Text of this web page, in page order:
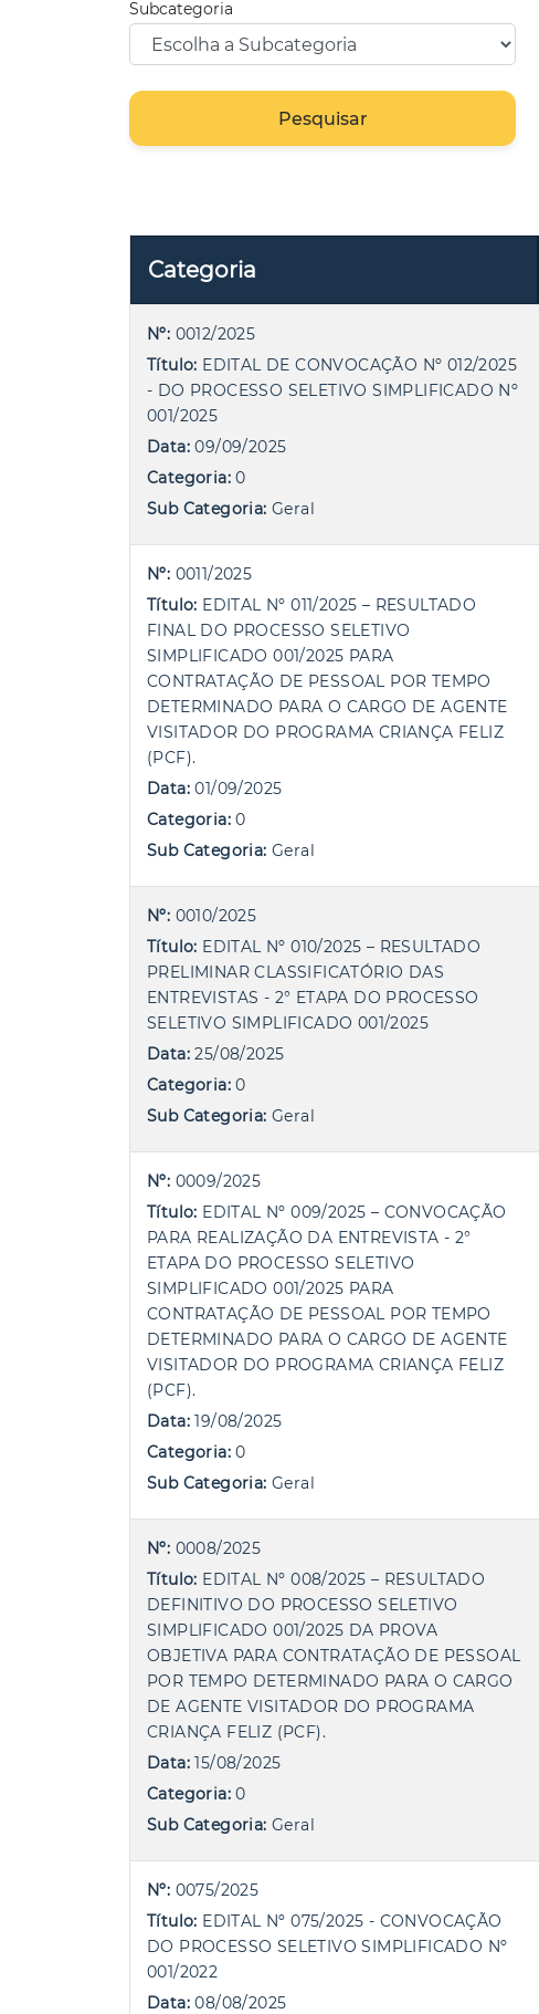
Subcategoria
Pesquisar
Categoria
Nº: 0012/2025
Título: EDITAL DE CONVOCAÇÃO Nº 012/2025
- DO PROCESSO SELETIVO SIMPLIFICADO Nº
001/2025
Data:09/09/2025
Categoria:0
Sub Categoria: Geral
Nº: 0011/2025
Título: EDITAL Nº 011/2025 – RESULTADO
FINAL DO PROCESSO SELETIVO
SIMPLIFICADO 001/2025 PARA
CONTRATAÇÃO DE PESSOAL POR TEMPO
DETERMINADO PARA O CARGO DE AGENTE
VISITADOR DO PROGRAMA CRIANÇA FELIZ
(PCF).
Data:01/09/2025
Categoria:0
Sub Categoria: Geral
Nº: 0010/2025
Título: EDITAL Nº 010/2025 – RESULTADO
PRELIMINAR CLASSIFICATÓRIO DAS
ENTREVISTAS - 2° ETAPA DO PROCESSO
SELETIVO SIMPLIFICADO 001/2025
Data:25/08/2025
Categoria:0
Sub Categoria: Geral
Nº: 0009/2025
Título: EDITAL Nº 009/2025 – CONVOCAÇÃO
PARA REALIZAÇÃO DA ENTREVISTA - 2°
ETAPA DO PROCESSO SELETIVO
SIMPLIFICADO 001/2025 PARA
CONTRATAÇÃO DE PESSOAL POR TEMPO
DETERMINADO PARA O CARGO DE AGENTE
VISITADOR DO PROGRAMA CRIANÇA FELIZ
(PCF).
Data:19/08/2025
Categoria:0
Sub Categoria: Geral
Nº: 0008/2025
Título: EDITAL Nº 008/2025 – RESULTADO
DEFINITIVO DO PROCESSO SELETIVO
SIMPLIFICADO 001/2025 DA PROVA
OBJETIVA PARA CONTRATAÇÃO DE PESSOAL
POR TEMPO DETERMINADO PARA O CARGO
DE AGENTE VISITADOR DO PROGRAMA
CRIANÇA FELIZ (PCF).
Data:15/08/2025
Categoria:0
Sub Categoria: Geral
Nº: 0075/2025
Título: EDITAL Nº 075/2025 - CONVOCAÇÃO
DO PROCESSO SELETIVO SIMPLIFICADO Nº
001/2022
Data:08/08/2025